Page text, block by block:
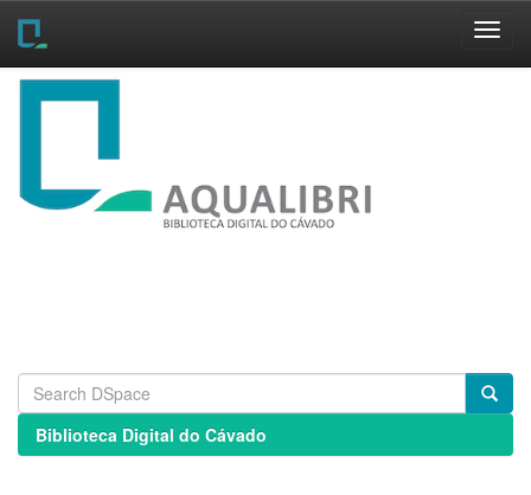
Skip
Biblioteca Digital do Cávado